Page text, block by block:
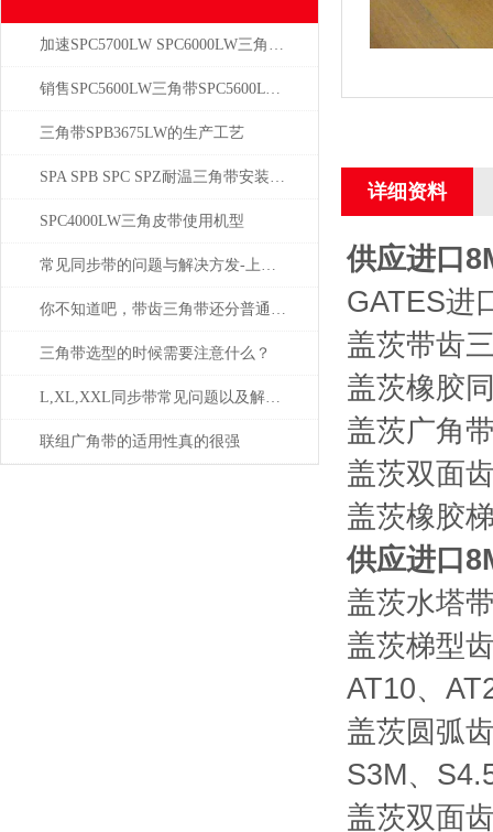
加速SPC5700LW SPC6000LW三角带老化的因素
销售SPC5600LW三角带SPC5600LW三角带批发
三角带SPB3675LW的生产工艺
SPA SPB SPC SPZ耐温三角带安装注意事项
SPC4000LW三角皮带使用机型
常见同步带的问题与解决方发-上海赤丰
你不知道吧，带齿三角带还分普通与特种
三角带选型的时候需要注意什么？
L,XL,XXL同步带常见问题以及解决方案
联组广角带的适用性真的很强
详细资料
供应进口
GATES进
盖茨带齿
盖茨橡胶
盖茨广角
盖茨双面
盖茨橡胶
供应进口
盖茨水塔
盖茨梯型
AT10、
盖茨圆弧
S3M、
盖茨双面